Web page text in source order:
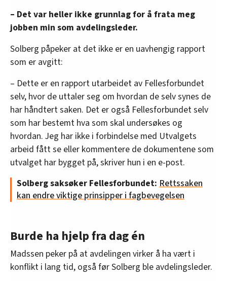
– Det var heller ikke grunnlag for å frata meg
jobben min som avdelingsleder.
Solberg påpeker at det ikke er en uavhengig rapport
som er avgitt:
– Dette er en rapport utarbeidet av Fellesforbundet
selv, hvor de uttaler seg om hvordan de selv synes de
har håndtert saken. Det er også Fellesforbundet selv
som har bestemt hva som skal undersøkes og
hvordan. Jeg har ikke i forbindelse med Utvalgets
arbeid fått se eller kommentere de dokumentene som
utvalget har bygget på, skriver hun i en e-post.
Solberg saksøker Fellesforbundet: Rettssaken
kan endre viktige prinsipper i fagbevegelsen
Burde ha hjelp fra dag én
Madssen peker på at avdelingen virker å ha vært i
konflikt i lang tid, også før Solberg ble avdelingsleder.